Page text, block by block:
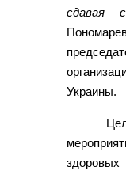
сдавая
Украины.